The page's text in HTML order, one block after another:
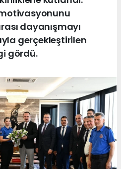
dayanışmayı
gerçekleştirilen
gördü.